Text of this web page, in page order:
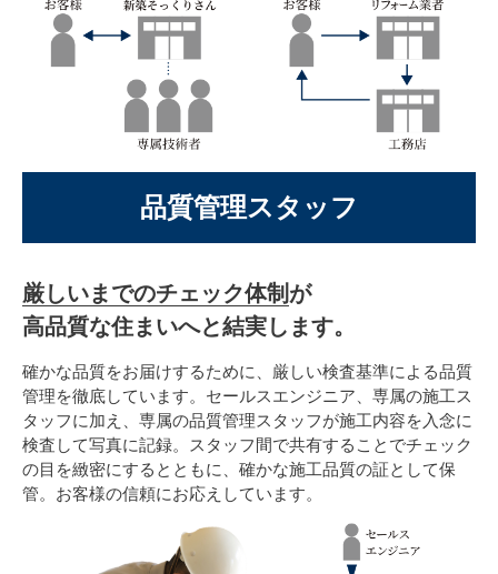
品質管理スタッフ
厳しいまでのチェック体制 が
高品質な住まいへと結実します。
確かな品質をお届けするために、厳しい検査基準による品質
管理を徹底しています。セールスエンジニア、専属の施工ス
タッフに加え、専属の品質管理スタッフが施工内容を入念に
検査して写真に記録。スタッフ間で共有することでチェック
の目を緻密にするとともに、確かな施工品質の証として保
管。お客様の信頼にお応えしています。